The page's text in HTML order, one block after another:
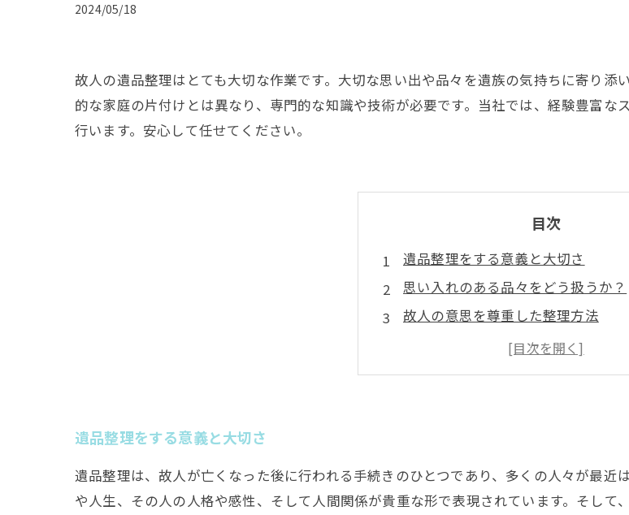
2024/05/18
故人の遺品整理はとても大切な作業です。大切な思い出や品々を遺族の気持ちに寄り
的な家庭の片付けとは異なり、専門的な知識や技術が必要です。当社では、経験豊富
行います。安心して任せてください。
目次
遺品整理をする意義と大切さ
思い入れのある品々をどう扱うか？
故人の意思を尊重した整理方法
専門的な知識が必要な遺品整理とは
遺品整理業者にお願いするメリッ
遺品整理をする意義と大切さ
遺品整理は、故人が亡くなった後に行われる手続きのひとつであり、多くの人々が最
や人生、その人の人格や感性、そして人間関係が貴重な形で表現されています。そし